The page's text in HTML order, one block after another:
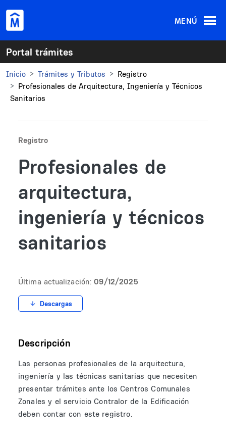
MENÚ
Portal trámites
Inicio Trámites y Tributos
Registro
Profesionales de Arquitectura, Ingeniería y Técnicos
Sanitarios
Registro
Profesionales de
arquitectura,
ingeniería y técnicos
sanitarios
Última actualización: 09/12/2025
Descargas
Descripción
Las personas profesionales de la arquitectura,
ingeniería y las técnicas sanitarias que necesiten
presentar trámites ante los Centros Comunales
Zonales y el servicio Contralor de la Edificación
deben contar con este registro.